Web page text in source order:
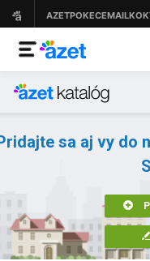
sa aj vy do